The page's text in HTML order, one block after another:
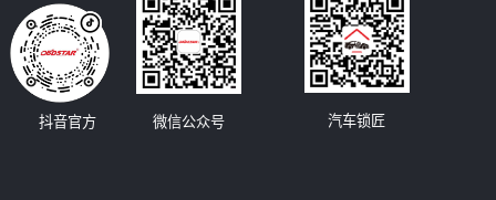
微信公众号
抖音官方 汽车锁匠